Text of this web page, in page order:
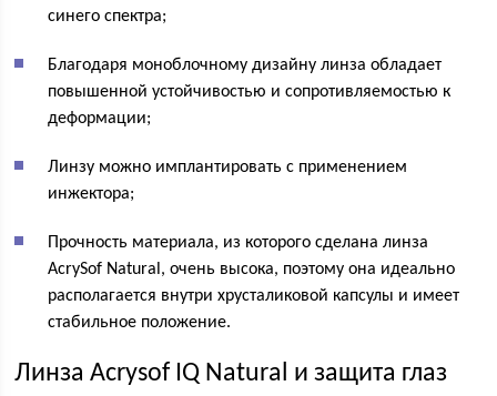
синего спектра;
Благодаря моноблочному дизайну линза обладает
повышенной устойчивостью и сопротивляемостью к
деформации;
Линзу можно имплантировать с применением
инжектора;
Прочность материала, из которого сделана линза
AcrySof Natural, очень высока, поэтому она идеально
располагается внутри хрусталиковой капсулы и имеет
стабильное положение.
Линза Acrysof IQ Natural и защита глаз